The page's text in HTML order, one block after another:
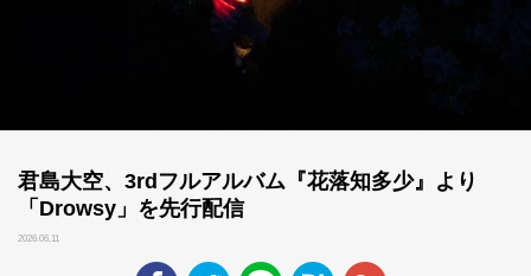
君島大空、3rdフルアルバム『花落知多少』より
「Drowsy」を先行配信
2026.06.11